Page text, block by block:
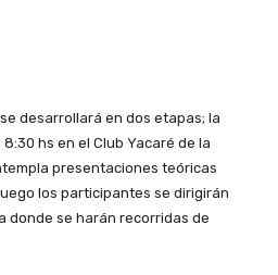
desarrollará en dos etapas; la
hs en el Club Yacaré de la
presentaciones teóricas
los participantes se dirigirán
donde se harán recorridas de